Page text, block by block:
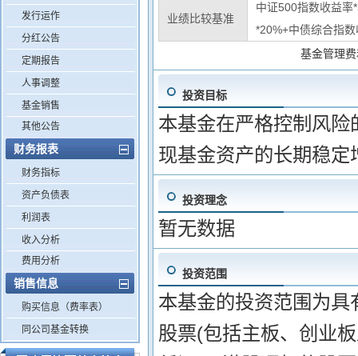
发行运作
分红公告
定期报告
人事调整
基金销售
其他公告
财务报表
财务指标
资产负债表
利润表
收入分析
费用分析
销售信息
购买信息（费率表）
同公司基金转换
业绩比较基准
中证500指数收益率
*20%+中债综合指
基金管理
投资目标
本基金在严格控制风
现基金资产的长期稳定
投资理念
暂无数据
投资范围
本基金的投资范围为
股票(包括主板、创业